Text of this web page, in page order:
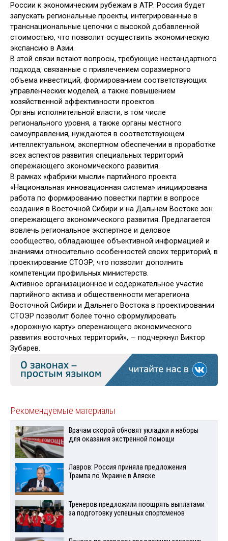
России к экономическим рубежам в АТР. Россия будет
запускать региональные проекты, интегрированные в
транснациональные цепочки с высокой добавленной
стоимостью, что позволит осуществить экономическую
экспансию в Азии.
В этой связи встают вопросы, требующие нестандартного
подхода, связанные с привлечением соразмерного
объема инвестиций, формированием соответствующих
управленческих моделей, а также повышением
хозяйственной эффективности проектов.
Органы исполнительной власти, в том числе
регионального уровня, а также органы местного
самоуправления, нуждаются в соответствующем
интеллектуальном, экспертном обеспечении в проработке
всех аспектов развития специальных территорий
опережающего экономического развития.
В рамках «фабрики мысли» партийного проекта
«Национальная инновационная система» инициирована
работа по формированию повестки партии в вопросе
создания в Восточной Сибири и на Дальнем Востоке зон
опережающего экономического развития. Предлагается
вовлечь региональное экспертное и деловое
сообщество, обладающее объективной информацией и
знаниями относительно особенностей своих территорий, в
проектирование СТОЭР, что позволит дополнить
компетенции профильных министерств.
Активное организационное и содержательное участие
партийного актива и общественности мегарегиона
Восточной Сибири и Дальнего Востока в проектировании
СТОЭР позволит более точно сформулировать
«дорожную карту» опережающего экономического
развития восточных территорий», — подчеркнул Виктор
Зубарев.
Рекомендуемые материалы
Врачам скорой обновят укладки и наборы
для оказания экстренной помощи
Лавров: Россия приняла предложения
Трампа по Украине в Аляске
Тренеров предложили поощрять выплатами
за подготовку успешных спортсменов